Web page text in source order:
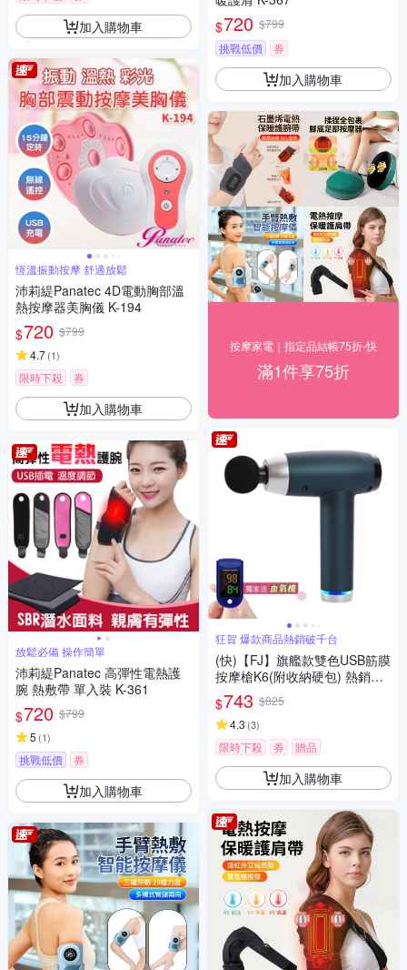
加入購物車
恆溫振動按摩 舒適放鬆
沛莉緹Panatec 4D電動胸部溫
熱按摩器美胸儀 K-194
$720 $799
4.7(1)
限時下殺 券
加入購物車
放鬆必備 操作簡單
沛莉緹Panatec 高彈性電熱護
腕 熱敷帶 單入裝 K-361
$720 $799
5 (1)
挑戰低價 券
加入購物車
$720 $799
挑戰低價
券
加入購物車
按摩家電｜指定品結帳75折-快
滿1件享75折
狂賀 爆款商品熱銷破千台
(快)【FJ】旗艦款雙色USB筋膜
按摩槍K6(附收納硬包) 熱銷推
薦
$743 $825
4.3 (3)
限時下殺 券 贈品
加入購物車